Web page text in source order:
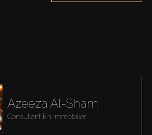
Azeeza Al-Sham
Consultant En Immobilier